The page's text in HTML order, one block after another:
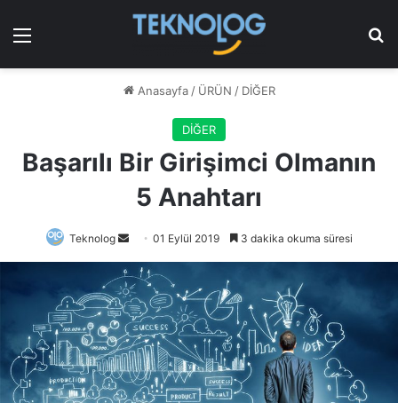
Menü
Anasayfa / ÜRÜN / DİĞER
DİĞER
Başarılı Bir Girişimci Olmanın
5 Anahtarı
Teknolog
Bir
e-
posta
göndermek
01 Eylül 2019 3 dakika okuma süresi